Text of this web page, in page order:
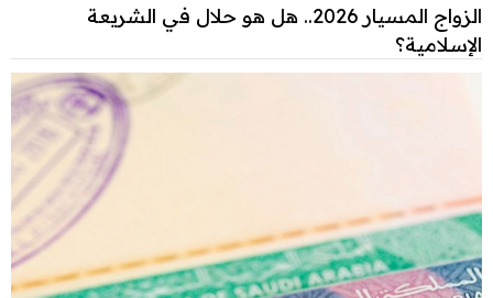
الزواج المسيار 2026.. هل هو حلال في الشريعة
الإسلامية؟